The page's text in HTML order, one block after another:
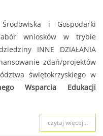
i Gospodarki
wniosków w trybie
INNE DZIAŁANIA
zdań/projektów
świętokrzyskiego w
Wsparcia Edukacji
czytaj więcej...